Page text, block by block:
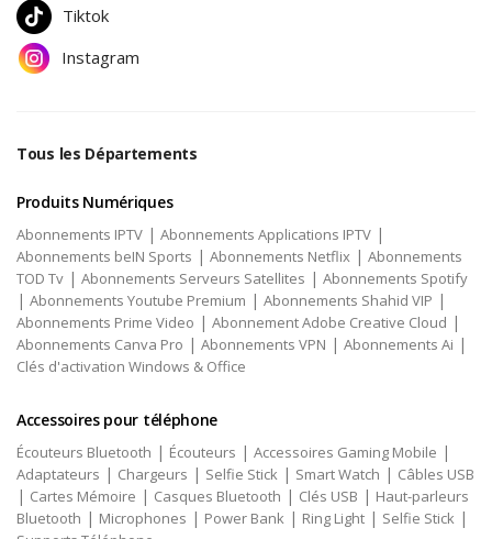
Tiktok
Instagram
Tous les Départements
Produits Numériques
Abonnements IPTV | Abonnements Applications IPTV |
Abonnements beIN Sports | Abonnements Netflix | Abonnements
TOD Tv | Abonnements Serveurs Satellites | Abonnements Spotify
| Abonnements Youtube Premium | Abonnements Shahid VIP |
Abonnements Prime Video | Abonnement Adobe Creative Cloud |
Abonnements Canva Pro | Abonnements VPN | Abonnements Ai |
Clés d'activation Windows & Office
Accessoires pour téléphone
Écouteurs Bluetooth | Écouteurs | Accessoires Gaming Mobile |
Adaptateurs | Chargeurs | Selfie Stick | Smart Watch | Câbles USB
| Cartes Mémoire | Casques Bluetooth | Clés USB | Haut-parleurs
Bluetooth | Microphones | Power Bank | Ring Light | Selfie Stick |